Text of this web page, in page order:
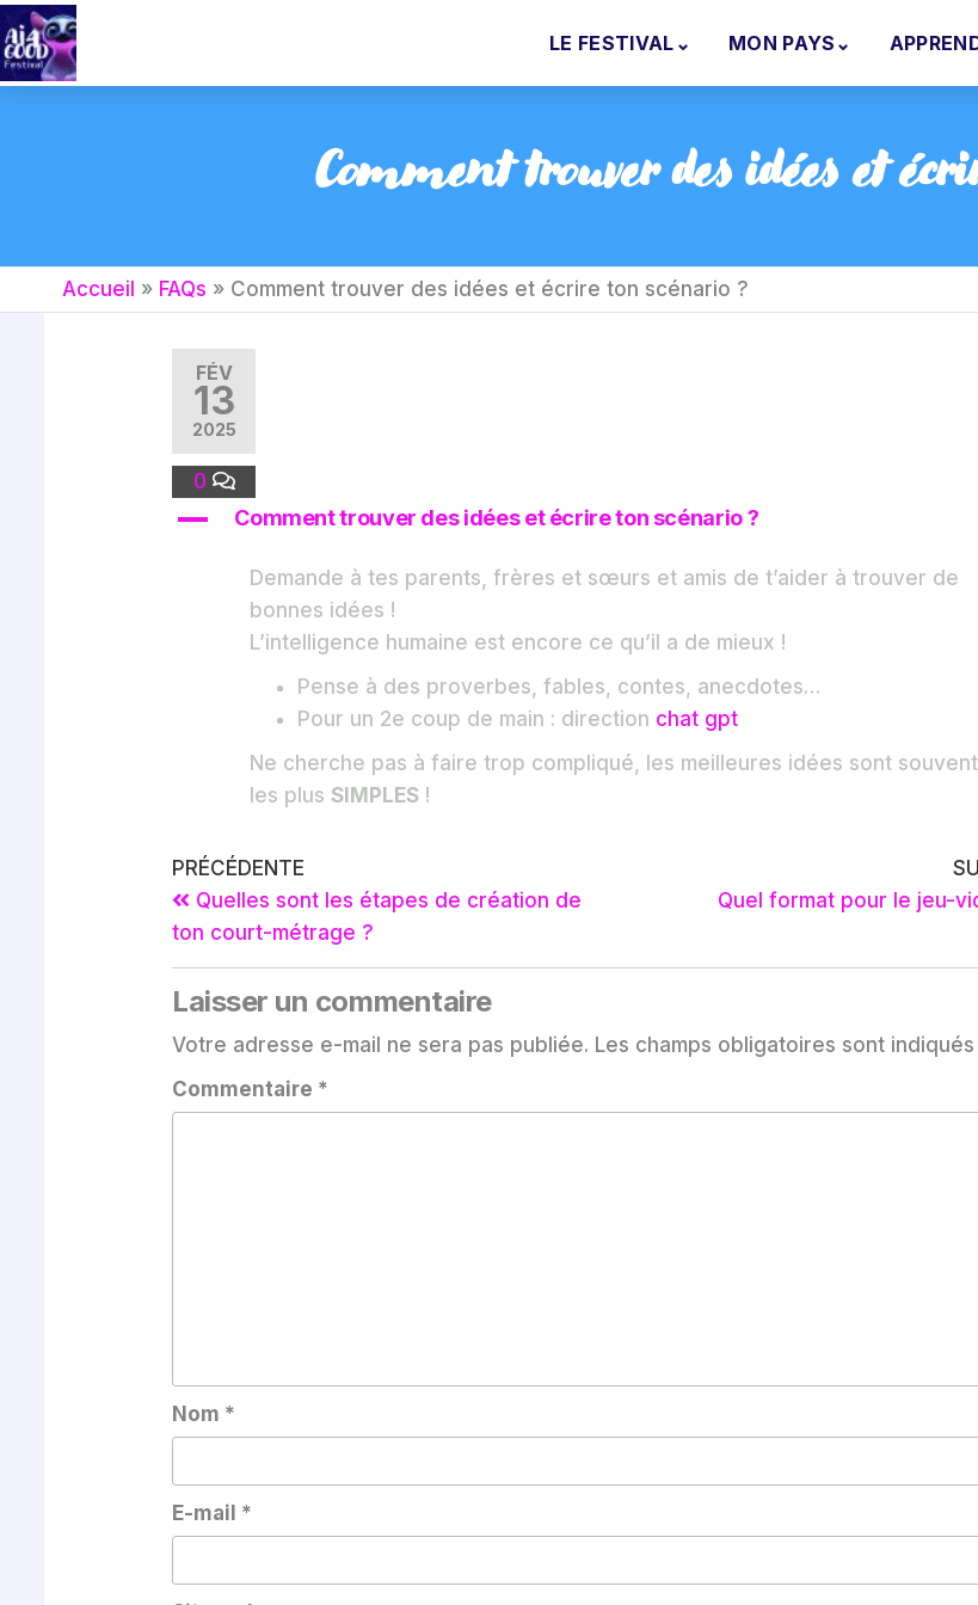
LE FESTIVAL ⌄ MON PAYS ⌄
Comment trouver des idées et
Accueil » FAQs » Comment trouver des idées et écrire ton scénario ?
FÉV
13
2025
0
A Comment trouver des idées et écrire ton scénario ?
Demande à tes parents, frères et sœurs et amis de t’aider à trouver de
bonnes idées !
L’intelligence humaine est encore ce qu’il a de mieux !
Pense à des proverbes, fables, contes, anecdotes…
Pour un 2e coup de main : direction chat gpt
Ne cherche pas à faire trop compliqué, les meilleures idées sont souvent
les plusSIMPLES !
PRÉCÉDENTE
Quelles sont les étapes de création de
ton court-métrage ?
Quel format pour le jeu-
Laisser un commentaire
Votre adresse e-mail ne sera pas publiée. Les champs obligatoires sont
Commentaire *
Nom *
E-mail *